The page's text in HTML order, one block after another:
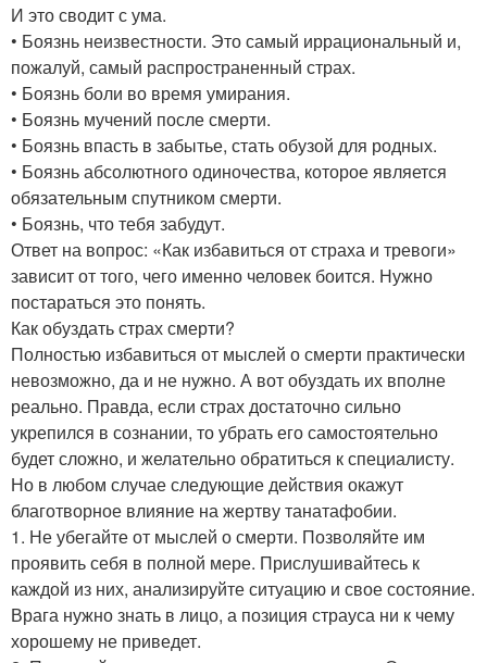
И это сводит с ума.
• Боязнь неизвестности. Это самый иррациональный и,
пожалуй, самый распространенный страх.
• Боязнь боли во время умирания.
• Боязнь мучений после смерти.
• Боязнь впасть в забытье, стать обузой для родных.
• Боязнь абсолютного одиночества, которое является
обязательным спутником смерти.
• Боязнь, что тебя забудут.
Ответ на вопрос: «Как избавиться от страха и тревоги»
зависит от того, чего именно человек боится. Нужно
постараться это понять.
Как обуздать страх смерти?
Полностью избавиться от мыслей о смерти практически
невозможно, да и не нужно. А вот обуздать их вполне
реально. Правда, если страх достаточно сильно
укрепился в сознании, то убрать его самостоятельно
будет сложно, и желательно обратиться к специалисту.
Но в любом случае следующие действия окажут
благотворное влияние на жертву танатафобии.
1. Не убегайте от мыслей о смерти. Позволяйте им
проявить себя в полной мере. Прислушивайтесь к
каждой из них, анализируйте ситуацию и свое состояние.
Врага нужно знать в лицо, а позиция страуса ни к чему
хорошему не приведет.